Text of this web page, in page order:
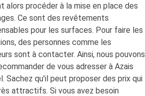
alors procéder à la mise en place des
Ce sont des revêtements
pour les surfaces. Pour faire les
des personnes comme les
sont à contacter. Ainsi, nous pouvons
de vous adresser à Azais
Sachez qu'il peut proposer des prix qui
attractifs. Si vous avez besoin